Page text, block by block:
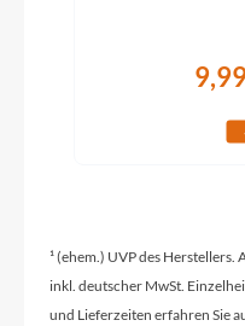
¹ (ehem.) UVP des Herstellers.
inkl. deutscher MwSt.
und Lieferzeiten erfahren Sie